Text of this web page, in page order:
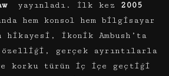
yayınladı. İlk kez 2005
hem konsol hem bilgisayar
hikayesi, ikonik Ambush’ta
özelliği, gerçek ayrıntılarla
korku türün iç içe geçtiği